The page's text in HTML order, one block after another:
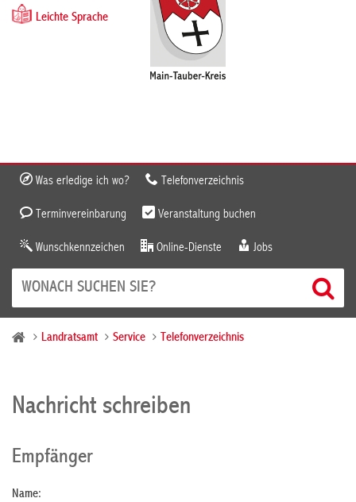
Leichte Sprache
Was erledige ich wo? Telefonverzeichnis
Terminvereinbarung Veranstaltung buchen
Wunschkennzeichen Online-Dienste Jobs
Landratsamt Service Telefonverzeichnis
Nachricht schreiben
Empfänger
Name: